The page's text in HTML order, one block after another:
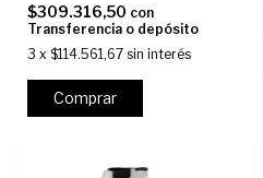
$309.316,50 con
Transferencia o depósito
3 x $114.561,67 sin interés
Comprar